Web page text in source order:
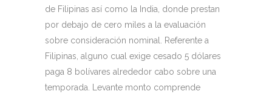
de Filipinas así­ como la India, donde prestan
por debajo de cero miles a la evaluación
sobre consideración nominal. Referente a
Filipinas, alguno cual exige cesado 5 dólares
paga 8 bolívares alrededor cabo sobre una
temporada. Levante monto comprende